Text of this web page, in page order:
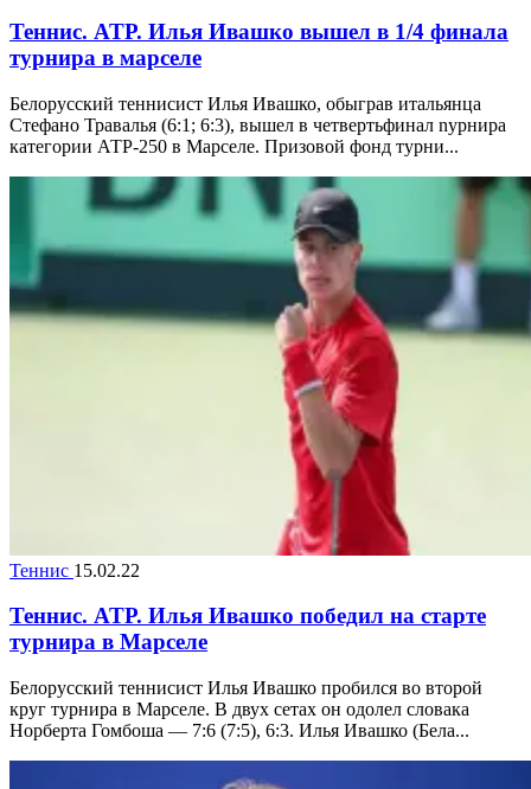
Теннис. ATP. Илья Ивашко вышел в 1/4 финала
турнира в марселе
Белорусский теннисист Илья Ивашко, обыграв итальянца
Стефано Травалья (6:1; 6:3), вышел в четвертьфинал nурнира
категории АТР-250 в Марселе. Призовой фонд турни...
Теннис 15.02.22
Теннис. ATP. Илья Ивашко победил на старте
турнира в Марселе
Белорусский теннисист Илья Ивашко пробился во второй
круг турнира в Марселе. В двух сетах он одолел словака
Норберта Гомбоша — 7:6 (7:5), 6:3. Илья Ивашко (Бела...